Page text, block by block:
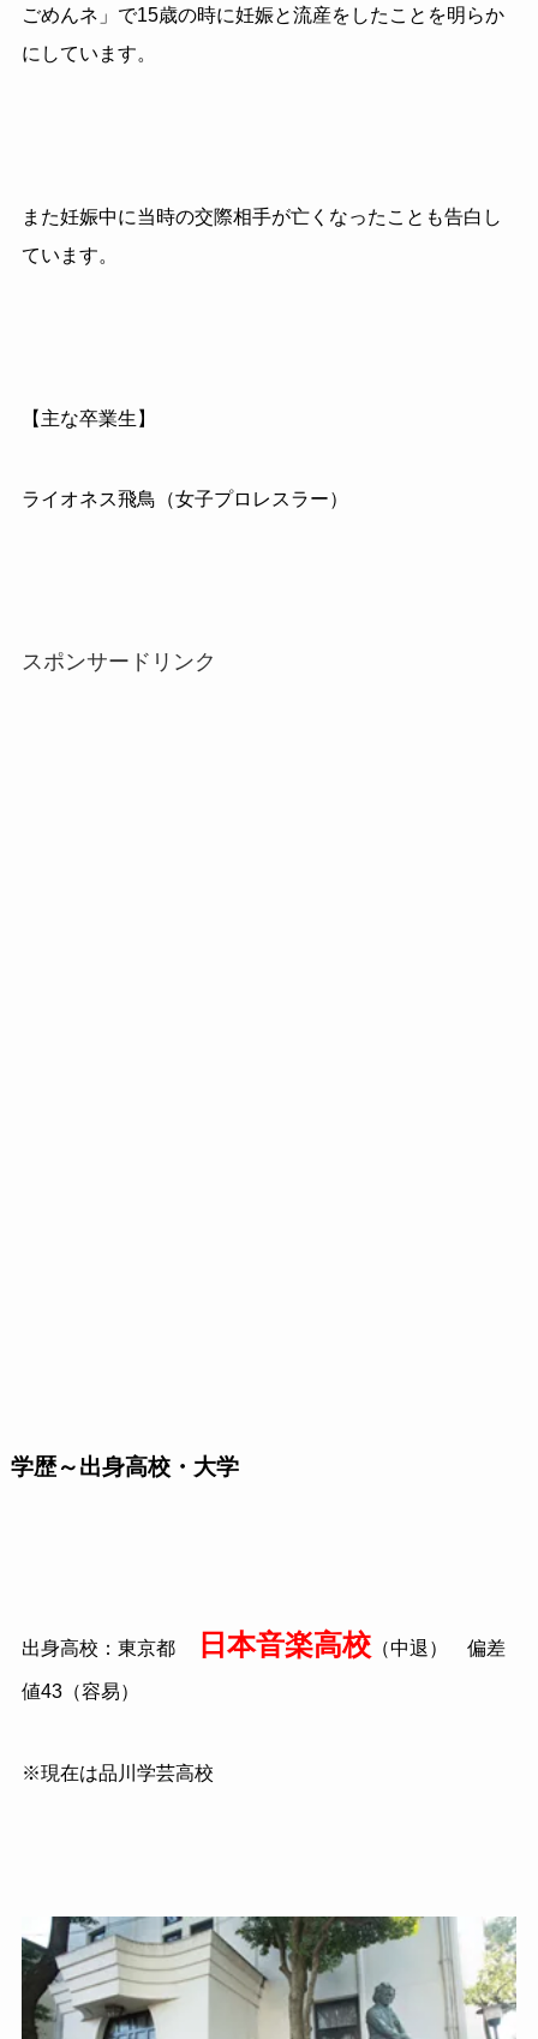
ごめんネ」で15歳の時に妊娠と流産をしたことを明らか
にしています。
また妊娠中に当時の交際相手が亡くなったことも告白し
ています。
【主な卒業生】
ライオネス飛鳥（女子プロレスラー）
スポンサードリンク
学歴～出身高校・大学
出身高校：東京都 日本音楽高校（中退） 偏差
値43（容易）
※現在は品川学芸高校